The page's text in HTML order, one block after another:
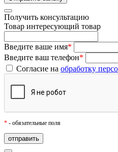
Получить консультацию
Товар интересующий товар
Введите ваше имя*
Введите ваш телефон*
Согласие на обработку
* - обязательные поля